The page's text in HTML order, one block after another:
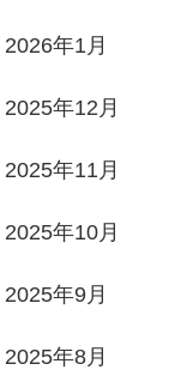
2026年1月
2025年12月
2025年11月
2025年10月
2025年9月
2025年8月